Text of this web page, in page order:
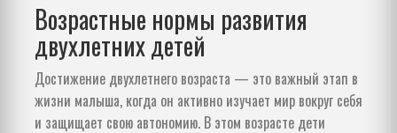
Возрастные нормы развития
двухлетних детей
Достижение двухлетнего возраста — это важный этап в
жизни малыша, когда он активно изучает мир вокруг себя
и защищает свою автономию. В этом возрасте дети